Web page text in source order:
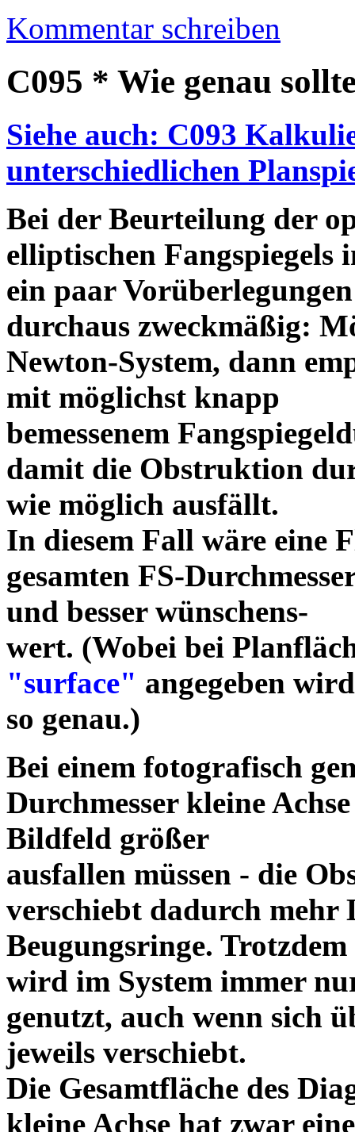
Kommentar schreiben
C095 * Wie genau
Siehe auch: C093
unterschiedlichen
Bei der Beurteilung der
elliptischen Fangspiegels
ein paar Vorüberlegungen
durchaus zweckmäßig:
Newton-System, dann
mit möglichst knapp
bemessenem
damit die Obstruktion
wie möglich ausfällt.
In diesem Fall wäre eine
gesamten FS-
und besser wünschens-
wert. (Wobei bei
"surface" angegeben
so genau.)
Bei einem fotografisch
Durchmesser kleine
Bildfeld größer
ausfallen müssen - die
verschiebt dadurch mehr
Beugungsringe. Trotzdem
wird im System immer
genutzt, auch wenn sich
jeweils verschiebt.
Die Gesamtfläche des
kleine Achse hat zwar